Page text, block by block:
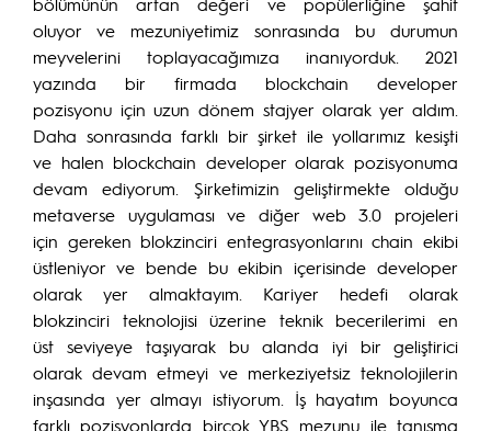
oluyor ve mezuniyetimiz sonrasında bu durumun
meyvelerini toplayacağımıza inanıyorduk. 2021
yazında bir firmada blockchain developer
pozisyonu için uzun dönem stajyer olarak yer aldım.
Daha sonrasında farklı bir şirket ile yollarımız kesişti
ve halen blockchain developer olarak pozisyonuma
devam ediyorum. Şirketimizin geliştirmekte olduğu
metaverse uygulaması ve diğer web 3.0 projeleri
için gereken blokzinciri entegrasyonlarını chain ekibi
üstleniyor ve bende bu ekibin içerisinde developer
olarak yer almaktayım. Kariyer hedefi olarak
blokzinciri teknolojisi üzerine teknik becerilerimi en
üst seviyeye taşıyarak bu alanda iyi bir geliştirici
olarak devam etmeyi ve merkeziyetsiz teknolojilerin
inşasında yer almayı istiyorum. İş hayatım boyunca
farklı pozisyonlarda birçok YBS mezunu ile tanışma